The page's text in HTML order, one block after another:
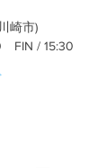
崎市)
FIN / 15:30